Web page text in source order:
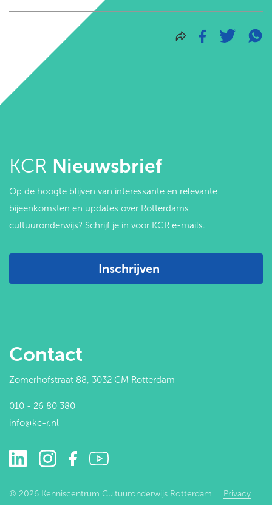
KCR Nieuwsbrief
Op de hoogte blijven van interessante en relevante
bijeenkomsten en updates over Rotterdams
cultuuronderwijs? Schrijf je in voor KCR e-mails.
Inschrijven
Contact
Zomerhofstraat 88, 3032 CM Rotterdam
010 - 26 80 380
info@kc-r.nl
© 2026 Kenniscentrum Cultuuronderwijs Rotterdam Privacy